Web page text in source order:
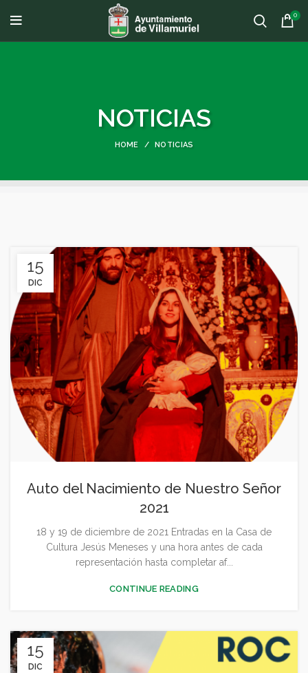
0
NOTICIAS
HOME NOTICIAS
15
DIC
Auto del Nacimiento de Nuestro Señor
2021
18 y 19 de diciembre de 2021 Entradas en la Casa de
Cultura Jesús Meneses y una hora antes de cada
representación hasta completar af...
CONTINUE READING
15
DIC